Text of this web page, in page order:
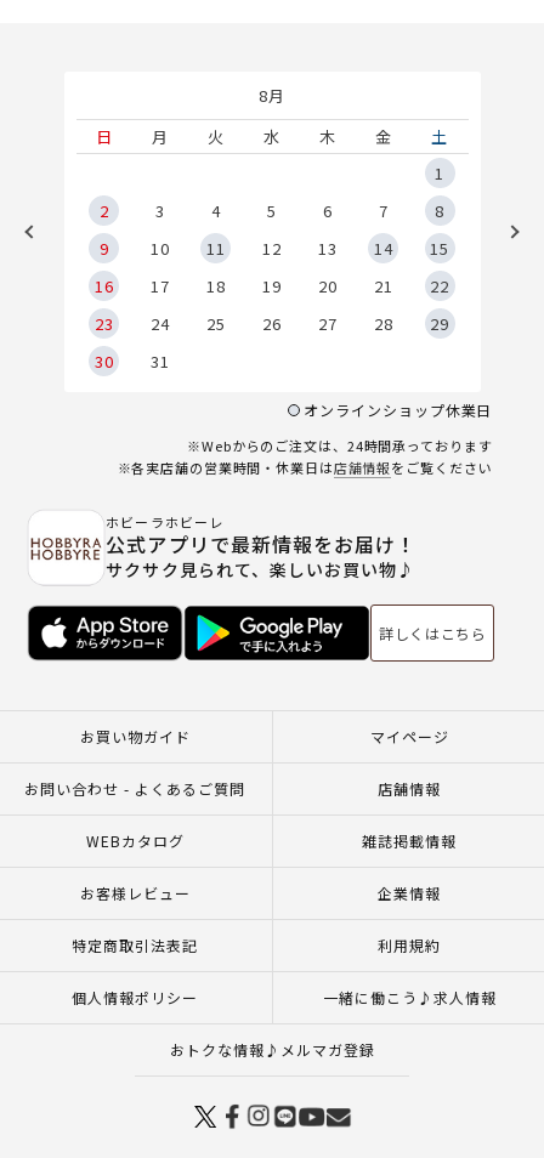
8月
日
月 火 水 木 金
土
1
2
3 4 5 6 7
8
9
10 11 12 13 14
15
16
17 18 19 20 21
22
23
24 25 26 27 28
29
30
31
オンラインショップ休業日
※Webからのご注文は、24時間承っております
※各実店舗の営業時間・休業日は店舗情報をご覧ください
ホビーラホビーレ
公式アプリで最新情報をお届け！
サクサク見られて、楽しいお買い物♪
詳しくはこちら
お買い物ガイド マイページ
お問い合わせ - よくあるご質問 店舗情報
WEBカタログ 雑誌掲載情報
お客様レビュー 企業情報
特定商取引法表記 利用規約
個人情報ポリシー 一緒に働こう♪求人情報
おトクな情報♪メルマガ登録